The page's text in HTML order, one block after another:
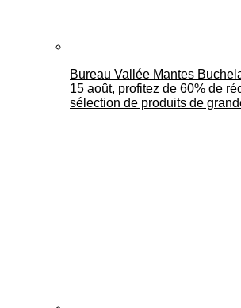
Bureau Vallée Mantes
15 août, profitez de 60% de
sélection de produits de